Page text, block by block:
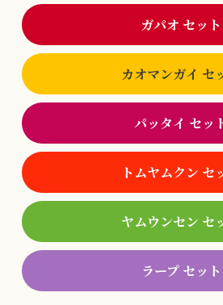
ガパオ セット
カオマンガイ セ
パッタイ セッ
トムヤムクン セ
ヤムウンセン セ
ラープ セット